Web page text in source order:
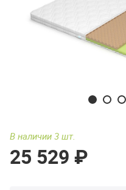
В наличии 3 шт.
25 529 ₽